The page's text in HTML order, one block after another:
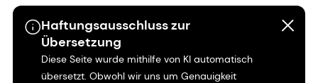
Haftungsausschluss zur
Übersetzung
Diese Seite wurde mithilfe von KI automatisch
übersetzt. Obwohl wir uns um Genauigkeit
Hinweis zum Datenschutz
Bedingungen für die Nutzung